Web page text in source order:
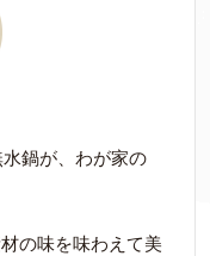
鍋が、わが家の
の味を味わえて美